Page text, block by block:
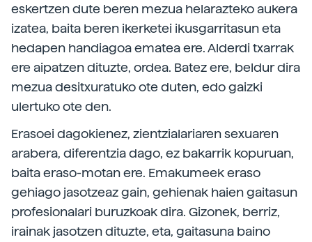
eskertzen dute beren mezua helarazteko aukera
izatea, baita beren ikerketei ikusgarritasun eta
hedapen handiagoa ematea ere. Alderdi txarrak
ere aipatzen dituzte, ordea. Batez ere, beldur dira
mezua desitxuratuko ote duten, edo gaizki
ulertuko ote den.
Erasoei dagokienez, zientzialariaren sexuaren
arabera, diferentzia dago, ez bakarrik kopuruan,
baita eraso-motan ere. Emakumeek eraso
gehiago jasotzeaz gain, gehienak haien gaitasun
profesionalari buruzkoak dira. Gizonek, berriz,
irainak jasotzen dituzte, eta, gaitasuna baino